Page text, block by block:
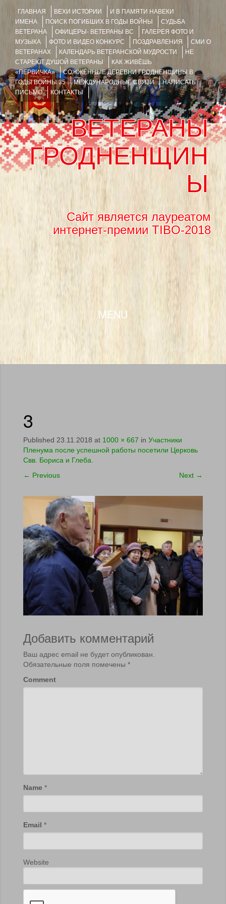
ГЛАВНАЯ ВЕХИ ИСТОРИИ
И В ПАМЯТИ НАВЕКИ
ИМЕНА
ПОИСК ПОГИБШИХ В ГОДЫ ВОЙНЫ
СУДЬБА
ВЕТЕРАНА
ОФИЦЕРЫ- ВЕТЕРАНЫ ВС
ГАЛЕРЕЯ ФОТО И
МУЗЫКА
ФОТО И ВИДЕО КОНКУРС ПОЗДРАВЛЕНИЯ
СМИ О
ВЕТЕРАНАХ
КАЛЕНДАРЬ ВЕТЕРАНСКОЙ МУДРОСТИ
НЕ
СТАРЕЮТ ДУШОЙ ВЕТЕРАНЫ
КАК ЖИВЁШЬ
«ПЕРВИЧКА»
СОЖЖЁННЫЕ ДЕРЕВНИ ГРОДНЕНЩИНЫ В
ГОДЫ ВОЙНЫ 35
МЕЖДУНАРОДНЫЕ СВЯЗИ
НАПИСАТЬ
ПИСЬМО
КОНТАКТЫ
ВЕТЕРАНЫ
ГРОДНЕНЩИН
Ы
Сайт является лауреатом
интернет-премии TIBO-2018
MENU
SKIP TO CONTENT
3
Published 23.11.2018 at 1000 × 667 in Участники
Пленума после успешной работы посетили Церковь
Свв. Бориса и Глеба.
← Previous Next →
Добавить комментарий
Ваш адрес email не будет опубликован.
Обязательные поля помечены *
Comment
Name *
Email *
Website